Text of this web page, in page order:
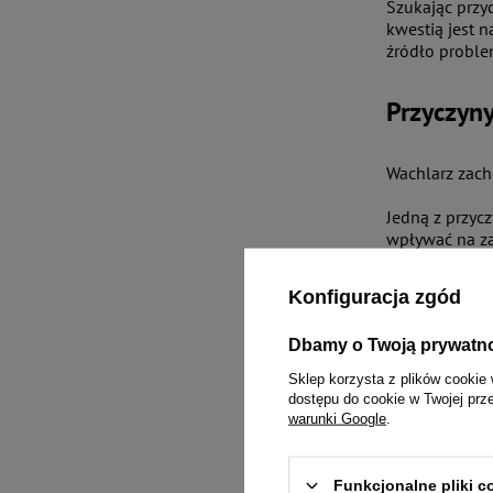
Szukając
kwestią jest
źródło
Wachlarz
Jedną z
wpływać na
Przewlekłe
przyczyny,
zdrowie
Mówiąc o
niepokoi
Często jako
Konfiguracja zgód
Dbamy o Twoją
Sklep korzysta z plików cookie
dostępu do cookie w Twojej
warunki Google
Funkcjonalne pliki